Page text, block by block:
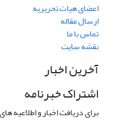
اعضای هیات تحریریه
ارسال مقاله
تماس با ما
نقشه سایت
آخرین اخبار
اشتراک خبرنامه
برای دریافت اخبار و اطلاعیه